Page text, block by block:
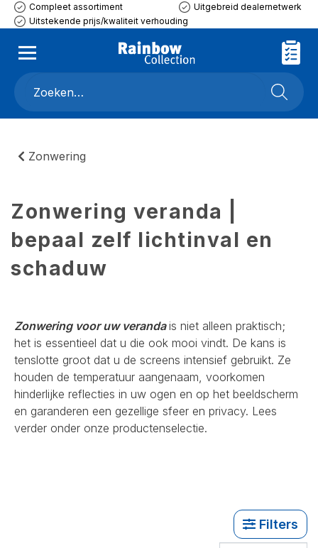
Compleet assortiment
Uitgebreid dealernetwerk
Uitstekende prijs/kwaliteit verhouding
Zonwering
Zonwering veranda |
bepaal zelf lichtinval en
schaduw
Zonwering voor uw verandais niet alleen praktisch;
het is essentieel dat u die ook mooi vindt. De kans is
tenslotte groot dat u de screens intensief gebruikt. Ze
houden de temperatuur aangenaam, voorkomen
hinderlijke reflecties in uw ogen en op het beeldscherm
en garanderen een gezellige sfeer en privacy. Lees
verder onder onze productenselectie.
Filters